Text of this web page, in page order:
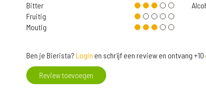
Bitter
Fruitig
Moutig
Ben je Bierista? Login en schrijf een review en ontvang +10
Review toevoegen